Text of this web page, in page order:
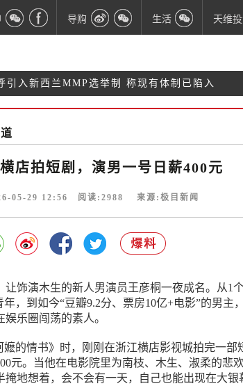
导购 生活 天维
引入新西兰MMP选举制 称现有体制已陷入
18年、两颗移植肾均失败 新西兰22岁女孩
滚动更新】$2.75亿！新西兰加强外交和对
店拍短剧，演男一号日薪400元
05-29 12:56 阅读: 2988 来源:极目新闻
让饰演木生的新人男演员王彦桐一夜成名。从1
，到如今“豆瓣9.2分、票房10亿+电影”的男主
乐圈闯荡的素人。
嬷的情书》时，刚刚在浙江横店影视城拍完一部
元。当他在电影院里为南枝、木生、淑柔的悲
掩地想着，会不会有一天，自己也能出现在大银